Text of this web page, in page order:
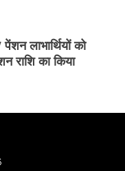
लाभार्थियों को
राशि का किया